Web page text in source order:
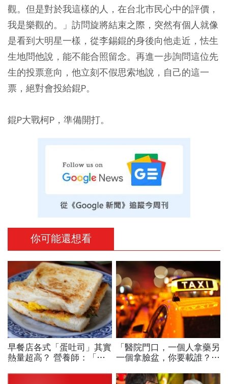
觀。但是對於我這樣的人，在台北市民心中的評價，
我是樂觀的。」訪問旋將結束之際，突然有個人就像
是看到大明星一樣，從李錫錕的身後向他走近，怯生
生地問他說，能不能合照留念。再進一步詢問這位先
生的投票意向，他立刻不假思索地說，自己的這一
票，絕對會投給錕P。
錕P大戰柯P，準備開打。
你可能還想看
早餐店各式「蛋吐司」其實
熱量超高？ 營養師：「這
油
「醫院門口，一個人拿藥另
一個拿臉盆，你要載誰？」
13年的MBA課